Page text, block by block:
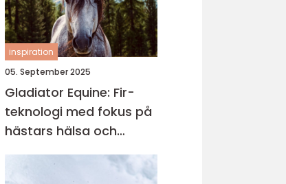
inspiration
05. September 2025
Gladiator Equine: Fir-
teknologi med fokus på
hästars hälsa och
välbefinnande